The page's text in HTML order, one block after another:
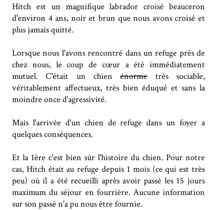
Hitch est un magnifique labrador croisé beauceron
d'environ 4 ans, noir et brun que nous avons croisé et
plus jamais quitté.
Lorsque nous l'avons rencontré dans un refuge près de
chez nous, le coup de cœur a été immédiatement
mutuel. C'était un chienénormetrès sociable,
véritablement affectueux, très bien éduqué et sans la
moindre once d'agressivité.
Mais l'arrivée d'un chien de refuge dans un foyer a
quelques conséquences.
Et la 1ère c'est bien sûr l'histoire du chien. Pour notre
cas, Hitch était au refuge depuis 1 mois (ce qui est très
peu) où il a été recueilli après avoir passé les 15 jours
maximum du séjour en fourrière. Aucune information
sur son passé n'a pu nous être fournie.